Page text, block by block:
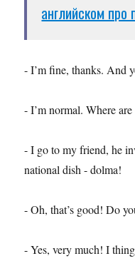
английском
- I’m fine, thanks. And
- I’m normal. Where
- I go to my friend, he
national dish - dolma!
- Oh, that’s good! Do
- Yes, very much! I